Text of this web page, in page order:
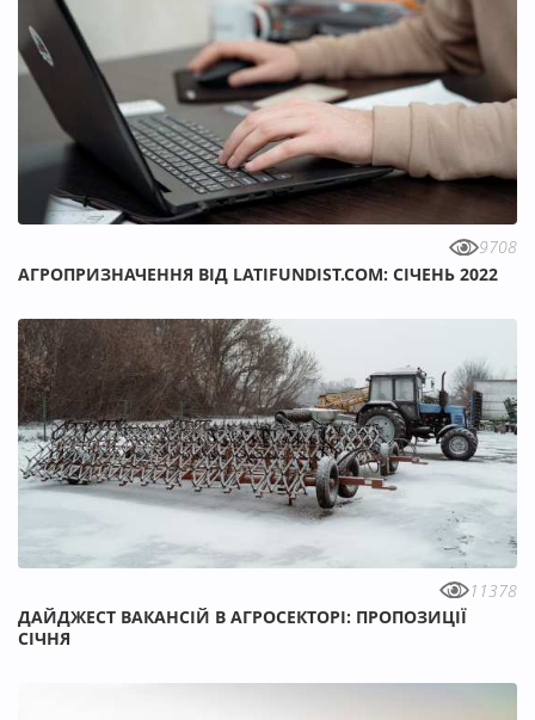
9708
АГРОПРИЗНАЧЕННЯ ВІД LATIFUNDIST.COM: СІЧЕНЬ 2022
11378
ДАЙДЖЕСТ ВАКАНСІЙ В АГРОСЕКТОРІ: ПРОПОЗИЦІЇ
СІЧНЯ